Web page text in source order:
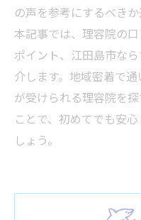
の声を参考にするべき
本記事では、理容院の
ポイント、江田島市な
介します。地域密着で
が受けられる理容院を
ことで、初めてでも安
しょう。